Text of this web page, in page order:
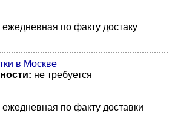
ежедневная по факту достаку
в Москве
не требуется
ежедневная по факту доставки